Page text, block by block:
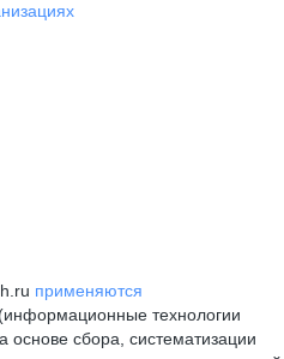
применяются
(информационные технологии
сбора, систематизации